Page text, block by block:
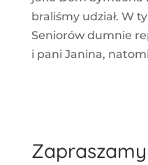
braliśmy udział. W
Seniorów dumnie
i pani Janina,
Zapraszamy